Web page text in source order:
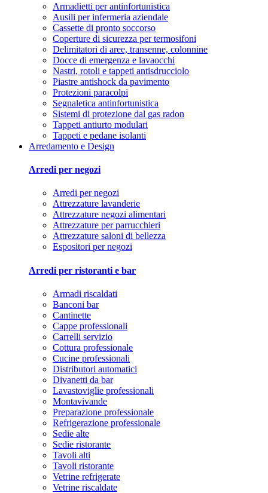
Armadietti per antinfortunistica
Ausili per infermeria aziendale
Cassette di pronto soccorso
Coperture di sicurezza per termosifoni
Delimitatori di aree, transenne, colonnine
Docce di emergenza e lavaocchi
Nastri, rotoli e tappeti antisdrucciolo
Piastre antishock da pavimento
Protezioni paracolpi
Segnaletica antinfortunistica
Sistemi di protezione dal gas radon
Tappeti antiurto modulari
Tappeti e pedane isolanti
Arredamento e Design
Arredi per negozi
Arredi per negozi
Attrezzature lavanderie
Attrezzature negozi alimentari
Attrezzature per parrucchieri
Attrezzature saloni di bellezza
Espositori per negozi
Arredi per ristoranti e bar
Armadi riscaldati
Banconi bar
Cantinette
Cappe professionali
Carrelli servizio
Cottura professionale
Cucine professionali
Distributori automatici
Divanetti da bar
Lavastoviglie professionali
Montavivande
Preparazione professionale
Refrigerazione professionale
Sedie alte
Sedie ristorante
Tavoli alti
Tavoli ristorante
Vetrine refrigerate
Vetrine riscaldate